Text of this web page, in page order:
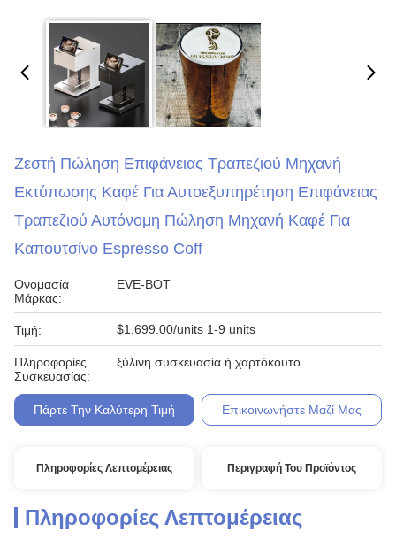
Ζεστή Πώληση Επιφάνειας Τραπεζιού Μηχανή
Εκτύπωσης Καφέ Για Αυτοεξυπηρέτηση Επιφάνειας
Τραπεζιού Αυτόνομη Πώληση Μηχανή Καφέ Για
Καπουτσίνο Espresso Coff
Ονομασία
Μάρκας:
EVE-BOT
Τιμή: $1,699.00/units 1-9 units
Πληροφορίες
Συσκευασίας:
ξύλινη συσκευασία ή χαρτόκουτο
Πάρτε Την Καλύτερη Τιμή Επικοινωνήστε Μαζί Μας
Πληροφορίες Λεπτομέρειας Περιγραφή Του Προϊόντος
Πληροφορίες Λεπτομέρειας